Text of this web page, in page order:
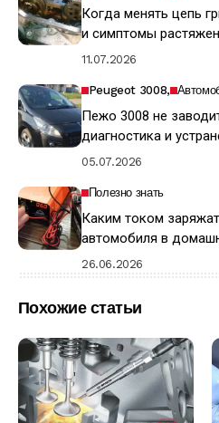
Когда менять цепь
и симптомы
11.07.2026
Peugeot 3008
Пежо 3008 не
диагностика и
05.07.2026
Полезно знать
Каким током
автомобиля в
26.06.2026
Похожие статьи